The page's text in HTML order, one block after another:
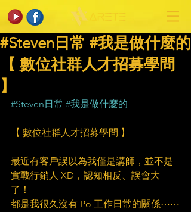
#Steven日常 #我是做什麼的​
【 數位社群人才招募學問
】
#Steven日常 #我是做什麼的
【 數位社群人才招募學問 】
最近有客戶誤以為我僅是講師，並不是
實戰行銷人 XD，認知相反、誤會大
了！
都是我很久沒有 Po 工作日常的關係⋯⋯